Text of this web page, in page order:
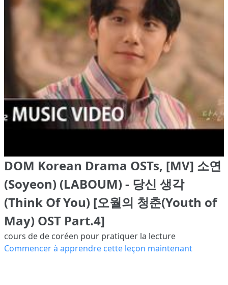
DOM Korean Drama OSTs, [MV] 소연
(Soyeon) (LABOUM) - 당신 생각
(Think Of You) [오월의 청춘(Youth of
May) OST Part.4]
cours de de coréen pour pratiquer la lecture
Commencer à apprendre cette leçon maintenant